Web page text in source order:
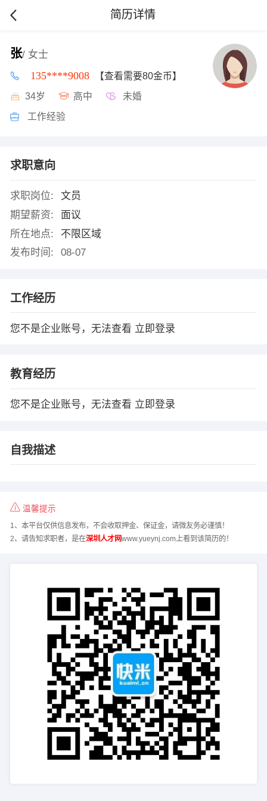
简历详情
张/ 女士
135****9008 【查看需要80金币】
34岁 高中 未婚
工作经验
求职意向
求职岗位:
文员
期望薪资:
面议
所在地点:
不限区域
发布时间:
08-07
工作经历
您不是企业账号，无法查看 立即登录
教育经历
您不是企业账号，无法查看 立即登录
自我描述
温馨提示
1、本平台仅供信息发布，不会收取押金、保证金，请微友务必谨慎！
2、请告知求职者，是在深圳人才网www.yueynj.com上看到该简历的！